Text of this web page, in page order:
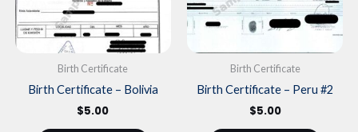
Birth Certificate
Birth Certificate – Bolivia
$5.00
Birth Certificate
Birth Certificate – Peru #2
$5.00